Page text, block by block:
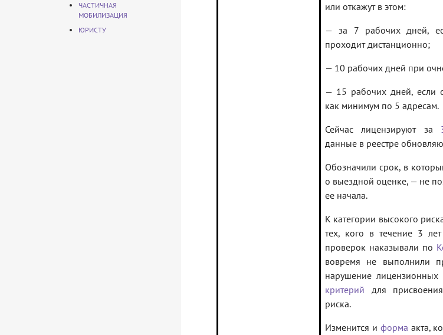
ЧАСТИЧНАЯ
МОБИЛИЗАЦИЯ
ЮРИСТУ
или откажут в этом:
— за 7 рабочих дней,
проходит дистанционно;
— 10 рабочих дней при
— 15 рабочих дней, если
как минимум по 5 адресам.
Сейчас лицензируют за
данные в реестре
Обозначили срок, в
о выездной оценке, — не
ее начала.
К категории высокого
тех, кого в течение 3
проверок наказывали по
вовремя не выполнили
нарушение лицензионных
критерий для
риска.
Изменится и форма акта,